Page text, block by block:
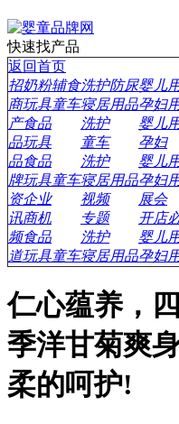
快速找产品
返回首页
招
商
奶粉辅食洗护防尿婴儿
玩具童车寝居用品孕妇
产
品
食品 洗护
婴儿
玩具
童车
孕妇
品
牌
食品 洗护
婴儿
玩具童车寝居用品孕妇
资
讯
企业 视频
展会
商机
专题
开店
频
道
食品 洗护
婴儿
玩具童车寝居用品孕妇
仁心蕴养，
季洋甘菊爽
柔的呵护!